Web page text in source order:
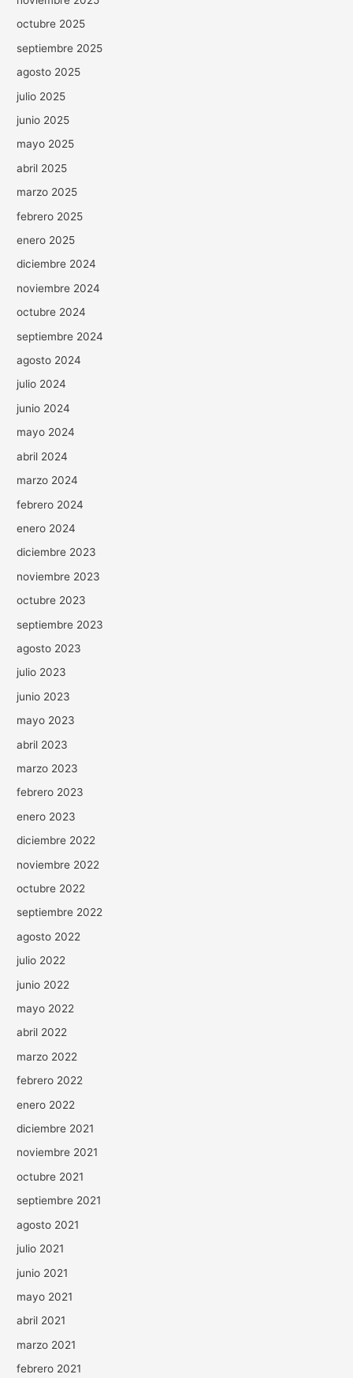
octubre 2025
septiembre 2025
agosto 2025
julio 2025
junio 2025
mayo 2025
abril 2025
marzo 2025
febrero 2025
enero 2025
diciembre 2024
noviembre 2024
octubre 2024
septiembre 2024
agosto 2024
julio 2024
junio 2024
mayo 2024
abril 2024
marzo 2024
febrero 2024
enero 2024
diciembre 2023
noviembre 2023
octubre 2023
septiembre 2023
agosto 2023
julio 2023
junio 2023
mayo 2023
abril 2023
marzo 2023
febrero 2023
enero 2023
diciembre 2022
noviembre 2022
octubre 2022
septiembre 2022
agosto 2022
julio 2022
junio 2022
mayo 2022
abril 2022
marzo 2022
febrero 2022
enero 2022
diciembre 2021
noviembre 2021
octubre 2021
septiembre 2021
agosto 2021
julio 2021
junio 2021
mayo 2021
abril 2021
marzo 2021
febrero 2021